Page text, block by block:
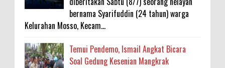
bernama Syarifuddin (24 tahun) warga
Kelurahan Mosso, Kecam...
Temui Pendemo, Ismail Angkat Bicara
Soal Gedung Kesenian Mangkrak